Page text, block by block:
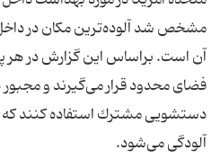
مشخص شد آلوده‌ترین مكان در
آن است. براساس این گزارش در هر
دستشویی مشترك استفاده كنند كه